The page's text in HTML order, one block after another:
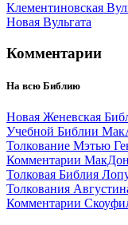
Клементиновская
Новая Вульгата
Комментарии
На всю Библию
Новая Женевская
Учебной Библии
Толкование Мэтью
Комментарии
Толковая Библия
Толкования
Комментарии